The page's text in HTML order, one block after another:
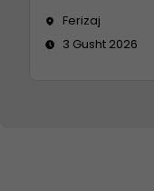
Ferizaj
3 Gusht 2026